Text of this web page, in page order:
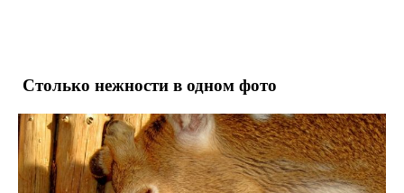
Столько нежности в одном фото